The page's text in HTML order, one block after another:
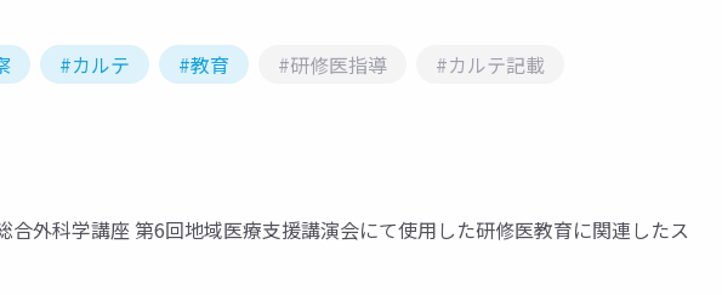
#カルテ #教育 #研修医指導
#カルテ記載
合外科学講座 第6回地域医療支援講演会にて使用した研修医教育に関連したス